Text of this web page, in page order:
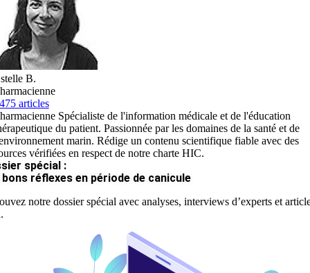
B.
articles
Spécialiste de l'information médicale et de l'éducation
du patient. Passionnée par les domaines de la santé et de
marin. Rédige un contenu scientifique fiable avec des
vérifiées en respect de notre charte HIC.
spécial :
bons réflexes en période de canicule
notre dossier spécial avec analyses, interviews d’experts et